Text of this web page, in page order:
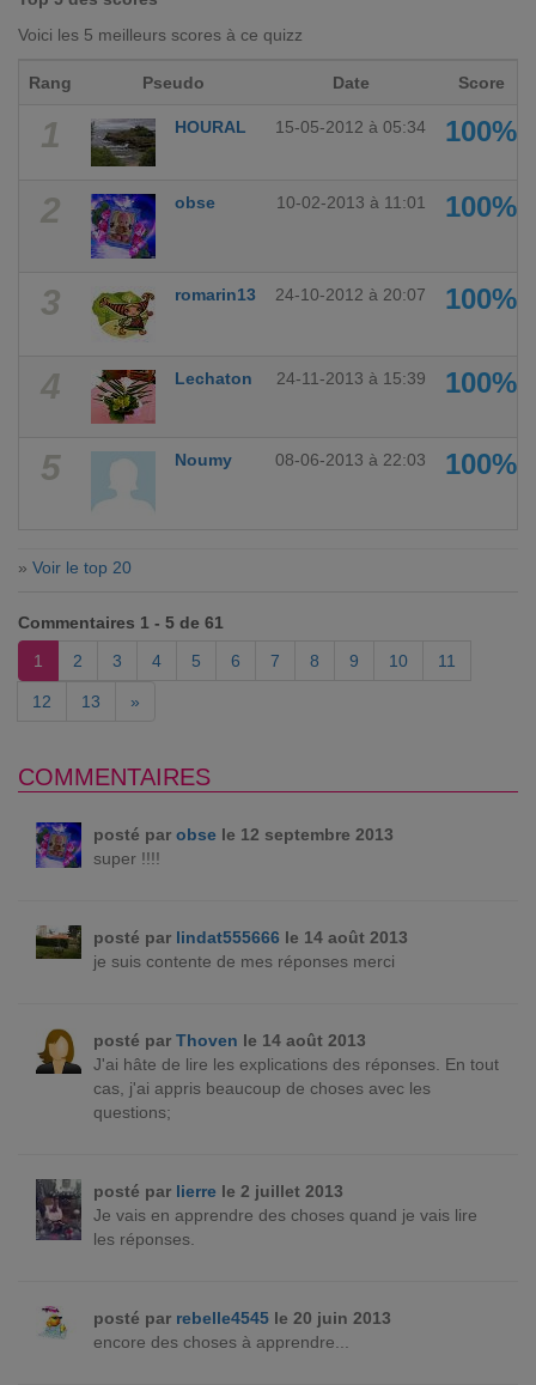
Voici les 5 meilleurs scores à ce quizz
Rang Pseudo Date Score
1 HOURAL 15-05-2012 à 05:34 100%
2 obse 10-02-2013 à 11:01 100%
3 romarin13 24-10-2012 à 20:07 100%
4 Lechaton 24-11-2013 à 15:39 100%
5 Noumy 08-06-2013 à 22:03 100%
» Voir le top 20
Commentaires 1 - 5 de 61
1
2 3 4 5 6 7 8 9 10 11
12 13 »
COMMENTAIRES
posté par obsele 12 septembre 2013
super !!!!
posté par lindat555666 le 14 août 2013
je suis contente de mes réponses merci
posté par Thoven le 14 août 2013
J'ai hâte de lire les explications des réponses. En tout
cas, j'ai appris beaucoup de choses avec les
questions;
posté par lierrele 2 juillet 2013
Je vais en apprendre des choses quand je vais lire
les réponses.
posté par rebelle4545le 20 juin 2013
encore des choses à apprendre...